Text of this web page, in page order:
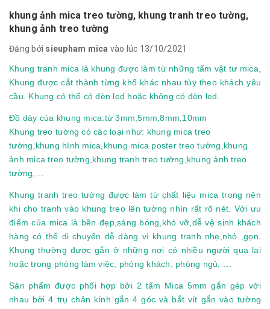
khung ảnh mica treo tường, khung tranh treo tường,
khung ảnh treo tường
Đăng bởi sieupham mica vào lúc 13/10/2021
Khung tranh mica là khung được làm từ những tấm vật tư mica,
Khung được cắt thành từng khổ khác nhau tùy theo khách yêu
cầu. Khung có thể có đèn led hoặc không có đèn led.
Đồ dày của khung mica:từ 3mm,5mm,8mm,10mm
Khung treo tường có các loại như: khung mica treo
tường,khung hình mica,khung mica poster treo tường,khung
ảnh mica treo tường,khung tranh treo tường,khung ảnh treo
tường,…
Khung tranh treo tường được làm từ chất liệu mica trong nên
khi cho tranh vào khung treo lên tường nhìn rất rõ nét. Với ưu
điểm của mica là bền đẹp,sáng bóng,khó vỡ,dễ vệ sinh khách
hàng có thể di chuyển dễ dàng vì khung tranh nhẹ,nhỏ ,gọn.
Khung thường được gắn ở những nơi có nhiều người qua lại
hoặc trong phòng làm việc, phòng khách, phòng ngủ,….
Sản phẩm được phối hợp bởi 2 tấm Mica 5mm gắn gép với
nhau bởi 4 trụ chân kính gắn 4 góc và bắt vít gắn vào tường